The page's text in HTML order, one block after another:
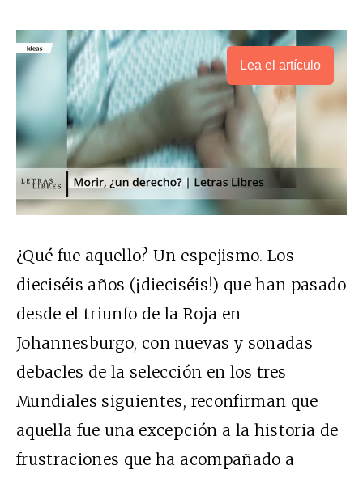
Lea el artículo
¿Qué fue aquello? Un espejismo. Los
dieciséis años (¡dieciséis!) que han pasado
desde el triunfo de la Roja en
Johannesburgo, con nuevas y sonadas
debacles de la selección en los tres
Mundiales siguientes, reconfirman que
aquella fue una excepción a la historia de
frustraciones que ha acompañado a